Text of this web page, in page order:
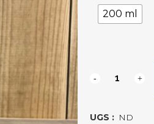
200 ml
RENOVETINE
MARRON
UGS : ND